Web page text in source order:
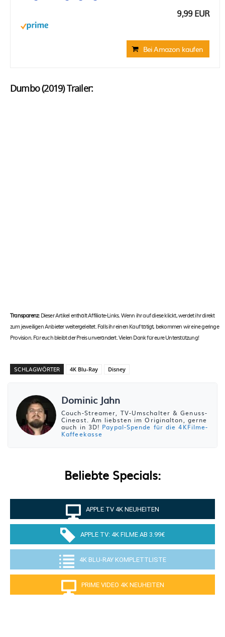
9,99 EUR
Bei Amazon kaufen
Dumbo (2019) Trailer:
Transparenz:Dieser Artikel enthält Affiliate-Links. Wenn ihr auf diese klickt, werdet ihr direkt
zum jeweiligen Anbieter weitergeleitet. Falls ihr einen Kauf tätigt, bekommen wir eine geringe
Provision. Für euch bleibt der Preis unverändert. Vielen Dank für eure Unterstützung!
SCHLAGWÖRTER 4K Blu-Ray Disney
Dominic Jahn
Couch-Streamer, TV-Umschalter & Genuss-
Cineast. Am liebsten im Originalton, gerne
auch in 3D! Paypal-Spende für die 4KFilme-
Kaffeekasse
Beliebte Specials:
APPLE TV 4K NEUHEITEN
APPLE TV: 4K FILME AB 3.99€
4K BLU-RAY KOMPLETTLISTE
PRIME VIDEO 4K NEUHEITEN